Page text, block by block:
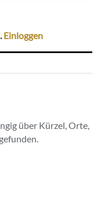
Einloggen
über Kürzel, Orte,